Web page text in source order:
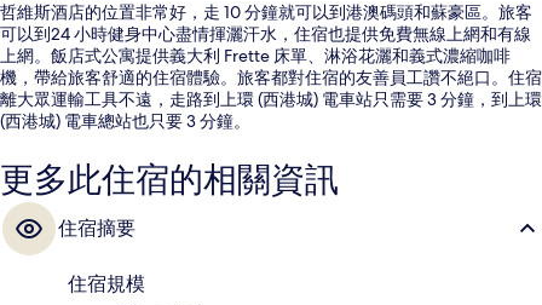
哲維斯酒店的位置非常好，走 10 分鐘就可以到港澳碼頭和蘇豪區。旅客
可以到24 小時健身中心盡情揮灑汗水，住宿也提供免費無線上網和有線
上網。飯店式公寓提供義大利 Frette 床單、淋浴花灑和義式濃縮咖啡
機，帶給旅客舒適的住宿體驗。旅客都對住宿的友善員工讚不絕口。住宿
離大眾運輸工具不遠，走路到上環 (西港城) 電車站只需要 3 分鐘，到上環
(西港城) 電車總站也只要 3 分鐘。
更多此住宿的相關資訊
住宿摘要
住宿規模